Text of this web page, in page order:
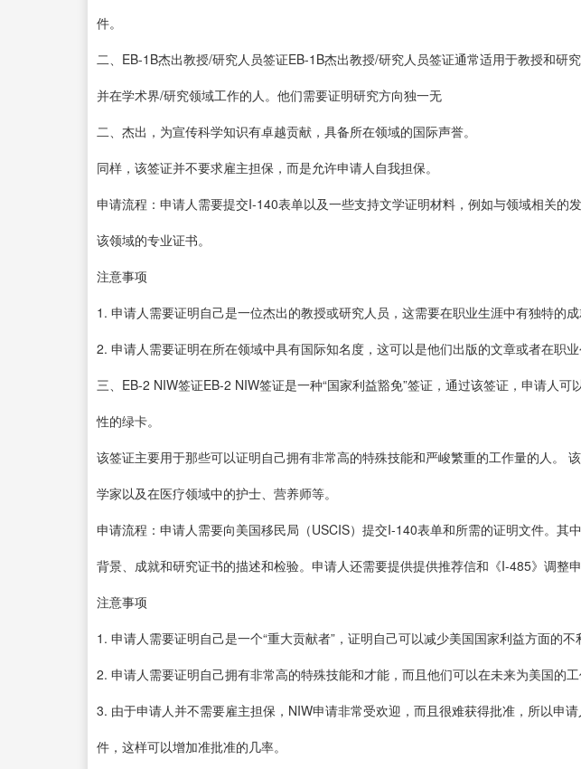
件。
二、EB-1B杰出教授/研究人员签证EB-1B杰出教授/研究人员签证通常适用于教授和研
并在学术界/研究领域工作的人。他们需要证明研究方向独一无
二、杰出，为宣传科学知识有卓越贡献，具备所在领域的国际声誉。
同样，该签证并不要求雇主担保，而是允许申请人自我担保。
申请流程：申请人需要提交I-140表单以及一些支持文学证明材料，例如与领域相关的
该领域的专业证书。
注意事项
1. 申请人需要证明自己是一位杰出的教授或研究人员，这需要在职业生涯中有独特的成
2. 申请人需要证明在所在领域中具有国际知名度，这可以是他们出版的文章或者在职业
三、EB-2 NIW签证EB-2 NIW签证是一种“国家利益豁免”签证，通过该签证，申请人可
性的绿卡。
该签证主要用于那些可以证明自己拥有非常高的特殊技能和严峻繁重的工作量的人。
学家以及在医疗领域中的护士、营养师等。
申请流程：申请人需要向美国移民局（USCIS）提交I-140表单和所需的证明文件。其
背景、成就和研究证书的描述和检验。申请人还需要提供提供推荐信和《I-485》调整申
注意事项
1. 申请人需要证明自己是一个“重大贡献者”，证明自己可以减少美国国家利益方面的不
2. 申请人需要证明自己拥有非常高的特殊技能和才能，而且他们可以在未来为美国的工
3. 由于申请人并不需要雇主担保，NIW申请非常受欢迎，而且很难获得批准，所以申
件，这样可以增加准批准的几率。